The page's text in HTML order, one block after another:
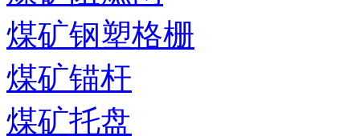
煤矿钢塑格栅
煤矿锚杆
煤矿托盘